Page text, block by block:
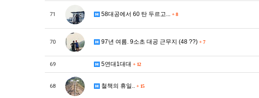
71 58대공에서 60 탄 두르고... + 8
70 97년 여름. 9소초 대공 근무지 (48 ??) + 7
69 5연대1대대 + 12
68 철책의 휴일.. + 15